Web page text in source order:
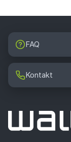
FAQ
Kontakt